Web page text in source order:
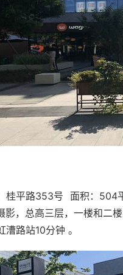
桂平路353号 面积：504
影，总高三层，一楼和二
漕路站10分钟 。